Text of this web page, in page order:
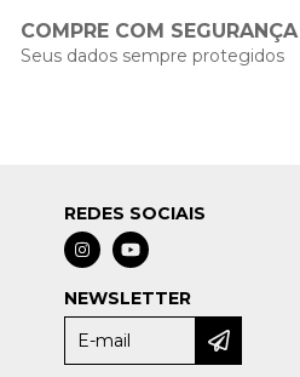
COMPRE COM SEGURANÇA
Seus dados sempre protegidos
REDES SOCIAIS
NEWSLETTER